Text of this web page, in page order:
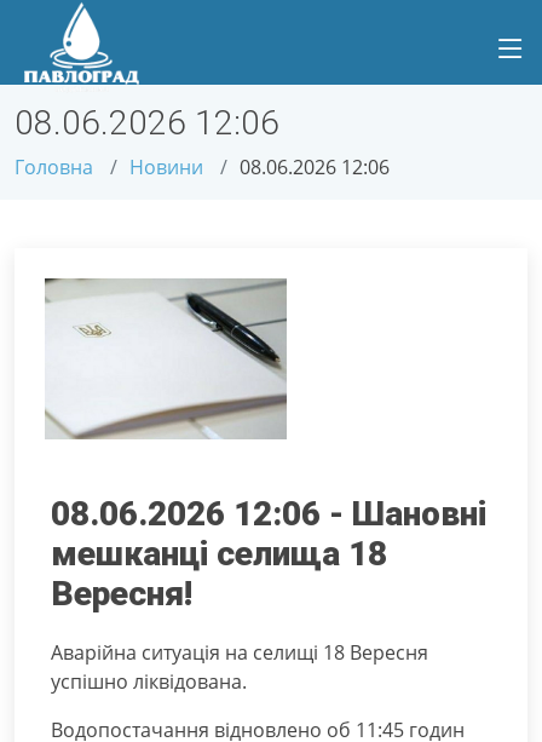
08.06.2026 12:06
Головна Новини 08.06.2026 12:06
08.06.2026 12:06 - ​Шановні
мешканці селища 18
Вересня!
Аварійна ситуація на селищі 18 Вересня
успішно ліквідована.
Водопостачання відновлено об 11:45 годин